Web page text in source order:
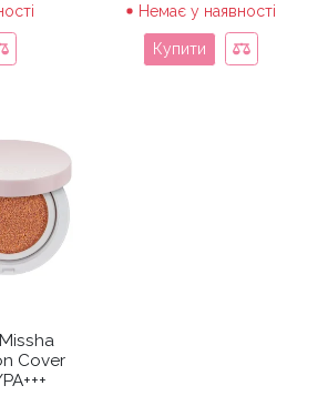
Немає у наявності
Купити
Cover